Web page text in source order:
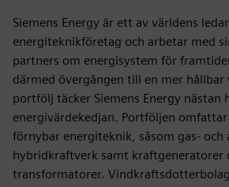
Siemens Energy är ett av världens
energiteknikföretag och arbetar med
partners om energisystem för
därmed övergången till en mer hållbar
portfölj täcker Siemens Energy nästan
energivärdekedjan. Portföljen
förnybar energiteknik, såsom gas- och
hybridkraftverk samt kraftgeneratorer
transformatorer.